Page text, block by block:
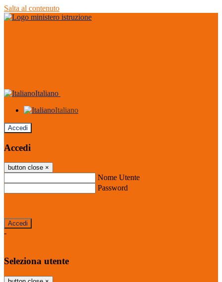
Salta al contenuto
Italiano
Italiano
Accedi
Accedi
button close ×
Nome Utente
Password
-
Seleziona utente